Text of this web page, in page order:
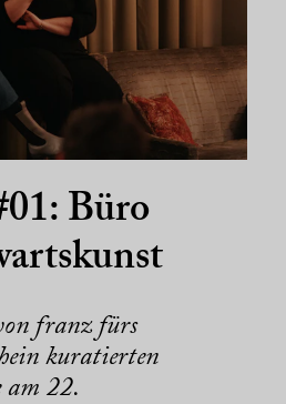
Büro
franz fürs
kuratierten
am 22.